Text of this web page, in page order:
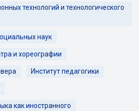
технологий и технологического
наук
и хореографии
Институт педагогики
как иностранного